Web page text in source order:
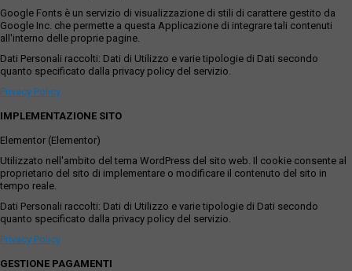
Google Fonts è un servizio di visualizzazione di stili di carattere gestito da
Google Inc. che permette a questa Applicazione di integrare tali contenuti
all'interno delle proprie pagine.
Dati Personali raccolti: Dati di Utilizzo e varie tipologie di Dati secondo
quanto specificato dalla privacy policy del servizio.
Privacy Policy
IMPLEMENTAZIONE SITO
Elementor (Elementor)
Utilizzato nell'ambito del tema WordPress del sito web. Il cookie consente al
proprietario del sito di implementare o modificare il contenuto del sito in
tempo reale.
Dati Personali raccolti: Dati di Utilizzo e varie tipologie di Dati secondo
quanto specificato dalla privacy policy del servizio.
Privacy Policy
GESTIONE PAGAMENTI